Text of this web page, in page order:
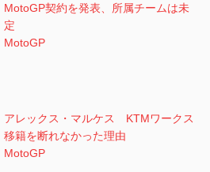
MotoGP契約を発表、所属チームは未
定
MotoGP
アレックス・マルケス KTMワークス
移籍を断れなかった理由
MotoGP